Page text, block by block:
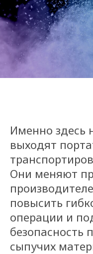
Именно здесь
выходят
Они меняют
повысить
операции и
безопасность
сыпучих